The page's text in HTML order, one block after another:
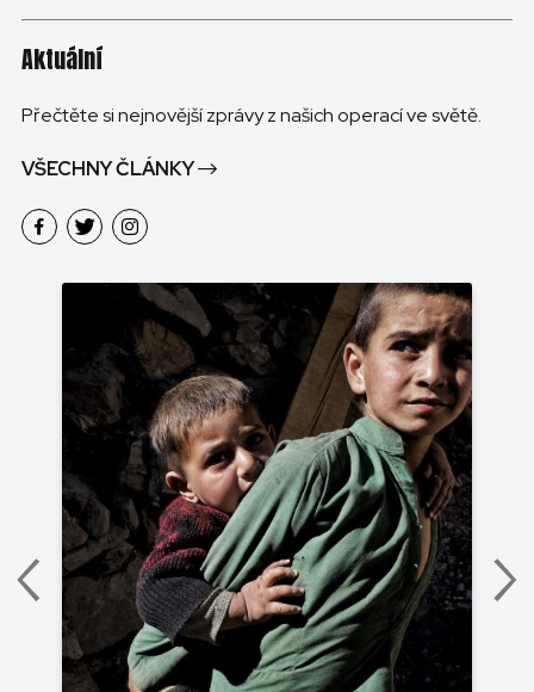
Aktuální
Přečtěte si nejnovější zprávy z našich operací ve světě.
VŠECHNY ČLÁNKY